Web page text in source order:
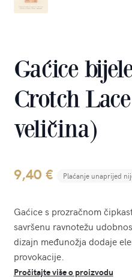
Gaćice
Crotch
veličina)
9,40 € Plaćanje unaprijed
Gaćice s prozračnom
savršenu ravnotežu
dizajn međunožja dodaje
provokacije.
Pročitajte više o proizvodu